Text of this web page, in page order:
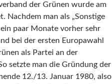
der Grünen wurde am
Nachdem man als „Sonstige
paar Monate vorher sehr
bei der ersten Europawahl
als Partei an der
setzte man die Gründung der
12./13. Januar 1980, also